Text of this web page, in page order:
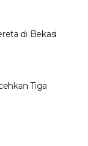
di Bekasi
Tiga